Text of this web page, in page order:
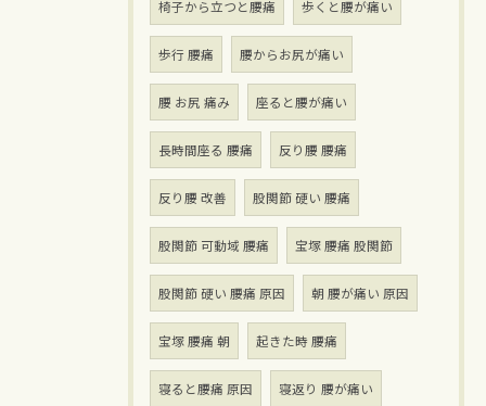
椅子から立つと腰痛 歩くと腰が痛い
歩行 腰痛 腰からお尻が痛い
腰 お尻 痛み 座ると腰が痛い
長時間座る 腰痛 反り腰 腰痛
反り腰 改善 股関節 硬い 腰痛
股関節 可動域 腰痛 宝塚 腰痛 股関節
股関節 硬い 腰痛 原因 朝 腰が痛い 原因
宝塚 腰痛 朝 起きた時 腰痛
寝ると腰痛 原因 寝返り 腰が痛い